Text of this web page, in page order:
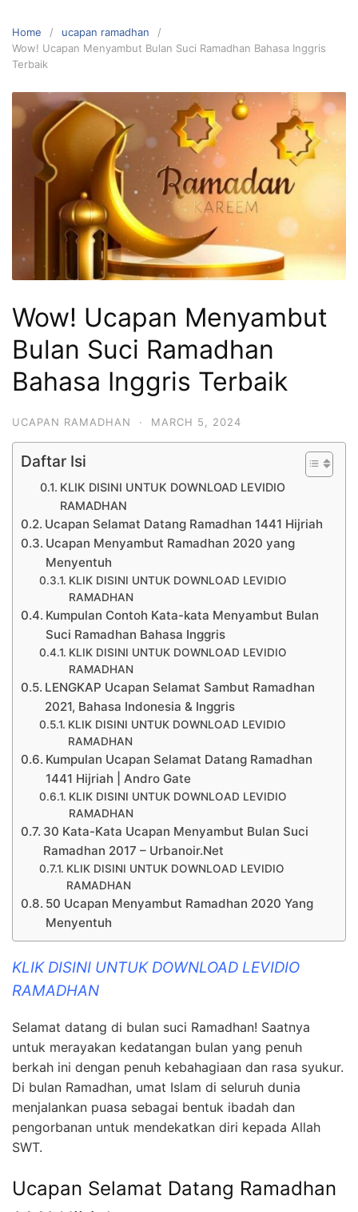
Home
ucapan ramadhan
Wow! Ucapan Menyambut Bulan Suci Ramadhan Bahasa Inggris
Terbaik
Wow! Ucapan Menyambut
Bulan Suci Ramadhan
Bahasa Inggris Terbaik
UCAPAN RAMADHAN · MARCH 5, 2024
Daftar Isi
KLIK DISINI UNTUK DOWNLOAD LEVIDIO
RAMADHAN
Ucapan Selamat Datang Ramadhan 1441 Hijriah
Ucapan Menyambut Ramadhan 2020 yang
Menyentuh
KLIK DISINI UNTUK DOWNLOAD LEVIDIO
RAMADHAN
Kumpulan Contoh Kata-kata Menyambut Bulan
Suci Ramadhan Bahasa Inggris
KLIK DISINI UNTUK DOWNLOAD LEVIDIO
RAMADHAN
LENGKAP Ucapan Selamat Sambut Ramadhan
2021, Bahasa Indonesia & Inggris
KLIK DISINI UNTUK DOWNLOAD LEVIDIO
RAMADHAN
Kumpulan Ucapan Selamat Datang Ramadhan
1441 Hijriah | Andro Gate
KLIK DISINI UNTUK DOWNLOAD LEVIDIO
RAMADHAN
30 Kata-Kata Ucapan Menyambut Bulan Suci
Ramadhan 2017 – Urbanoir.Net
KLIK DISINI UNTUK DOWNLOAD LEVIDIO
RAMADHAN
50 Ucapan Menyambut Ramadhan 2020 Yang
Menyentuh
KLIK DISINI UNTUK DOWNLOAD LEVIDIO
RAMADHAN
Selamat datang di bulan suci Ramadhan! Saatnya
untuk merayakan kedatangan bulan yang penuh
berkah ini dengan penuh kebahagiaan dan rasa syukur.
Di bulan Ramadhan, umat Islam di seluruh dunia
menjalankan puasa sebagai bentuk ibadah dan
pengorbanan untuk mendekatkan diri kepada Allah
SWT.
Ucapan Selamat Datang Ramadhan